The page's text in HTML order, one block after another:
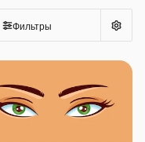
Фильтры